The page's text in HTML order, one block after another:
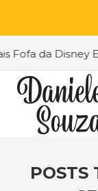
da Disney
POSTS